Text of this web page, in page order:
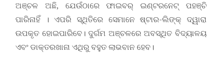
ଅଞ୍ଚଳ ଅଛି, ଯେଉଁଠାରେ ଫାଇବର୍ ଇଣ୍ଟରନେଟ୍ ପହଞ୍ଚି
ପାରିନାହିଁ । ଏପରି ସ୍ଥିତିରେ ସେମାନେ ଷ୍ଟାର-ଲିଙ୍କ୍ ଦ୍ୱାରା
ଉପକୃତ ହୋଇପାରିବେ। ଦୁର୍ଗମ ଅଞ୍ଚଳରେ ଅବସ୍ଥିତ ବିଦ୍ୟାଳୟ
ଏବଂ ଡାକ୍ତରଖାନା ଏଥିରୁ ବହୁତ ଲାଭବାନ ହେବ।